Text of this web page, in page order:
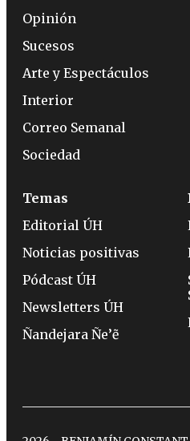
Opinión
Sucesos
Arte y Espectáculos
Interior
Correo Semanal
Sociedad
Temas
Editorial ÚH
Noticias positivas
Pódcast ÚH
Newsletters ÚH
Ñandejara Ñe’ẽ